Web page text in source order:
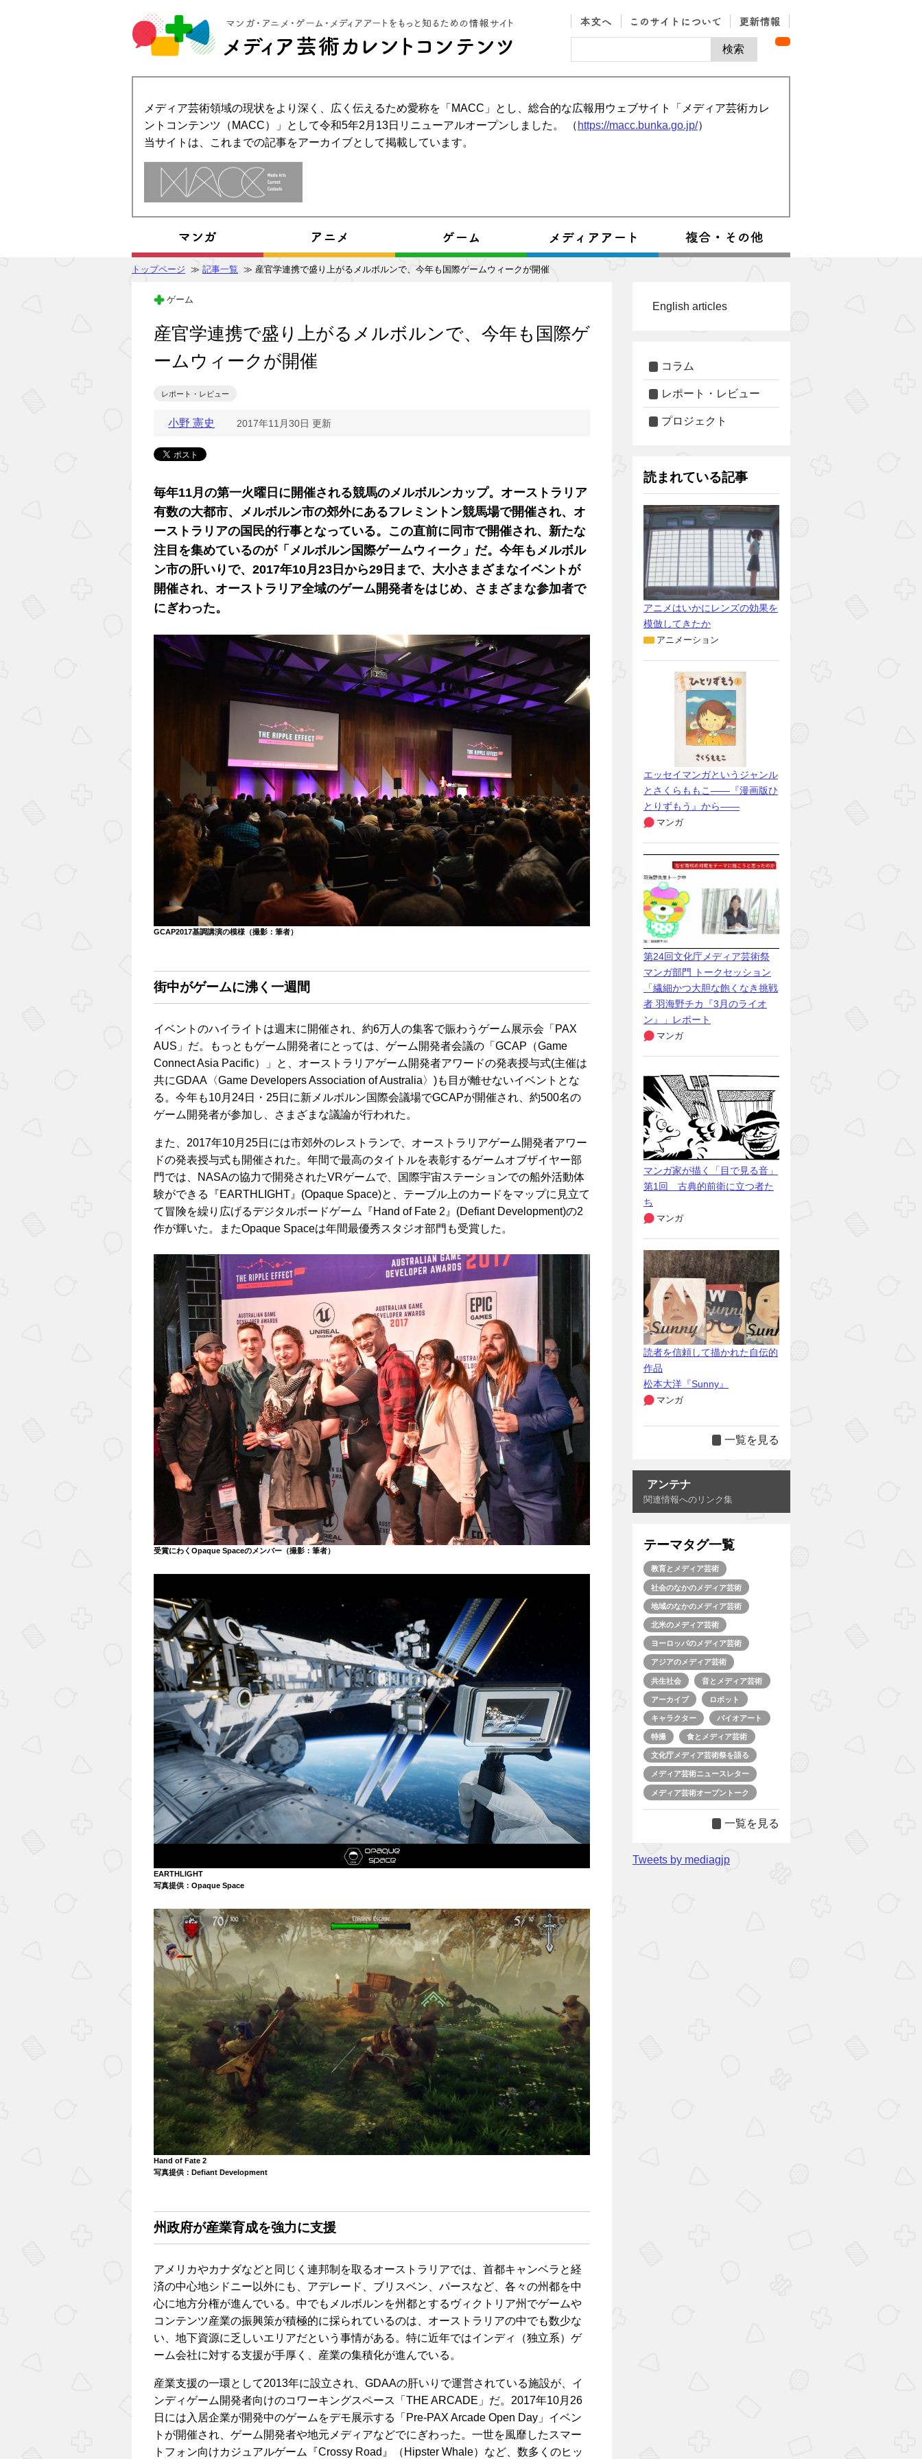
メディア芸術領域の現状をより深く、広く伝えるため愛称を「MACC」とし、総合的な広報用ウェブサイト「メディア芸術カレ
ントコンテンツ（MACC）」として令和5年2月13日リニューアルオープンしました。 （ https://macc.bunka.go.jp/）
当サイトは、これまでの記事をアーカイブとして掲載しています。
トップページ ≫ 記事一覧 ≫ 産官学連携で盛り上がるメルボルンで、今年も国際ゲームウィークが開催
ゲーム
産官学連携で盛り上がるメルボルンで、今年も国際ゲ
ームウィークが開催
レポート・レビュー
小野 憲史 2017年11月30日 更新
毎年11月の第一火曜日に開催される競馬のメルボルンカップ。オーストラリア
有数の大都市、メルボルン市の郊外にあるフレミントン競馬場で開催され、オ
ーストラリアの国民的行事となっている。この直前に同市で開催され、新たな
注目を集めているのが「メルボルン国際ゲームウィーク」だ。今年もメルボル
ン市の肝いりで、2017年10月23日から29日まで、大小さまざまなイベントが
開催され、オーストラリア全域のゲーム開発者をはじめ、さまざまな参加者で
にぎわった。
GCAP2017基調講演の模様（撮影：筆者）
街中がゲームに沸く一週間
イベントのハイライトは週末に開催され、約6万人の集客で賑わうゲーム展示会「PAX
AUS」だ。もっともゲーム開発者にとっては、ゲーム開発者会議の「GCAP（Game
Connect Asia Pacific）」と、オーストラリアゲーム開発者アワードの発表授与式(主催は
共にGDAA〈Game Developers Association of Australia〉)も目が離せないイベントとな
る。今年も10月24日・25日に新メルボルン国際会議場でGCAPが開催され、約500名の
ゲーム開発者が参加し、さまざまな議論が行われた。
また、2017年10月25日には市郊外のレストランで、オーストラリアゲーム開発者アワー
ドの発表授与式も開催された。年間で最高のタイトルを表彰するゲームオブザイヤー部
門では、NASAの協力で開発されたVRゲームで、国際宇宙ステーションでの船外活動体
験ができる『EARTHLIGHT』(Opaque Space)と、テーブル上のカードをマップに見立て
て冒険を繰り広げるデジタルボードゲーム『Hand of Fate 2』(Defiant Development)の2
作が輝いた。またOpaque Spaceは年間最優秀スタジオ部門も受賞した。
受賞にわくOpaque Spaceのメンバー（撮影：筆者）
EARTHLIGHT
写真提供：Opaque Space
Hand of Fate 2
写真提供：Defiant Development
州政府が産業育成を強力に支援
アメリカやカナダなどと同じく連邦制を取るオーストラリアでは、首都キャンベラと経
済の中心地シドニー以外にも、アデレード、ブリスベン、パースなど、各々の州都を中
心に地方分権が進んでいる。中でもメルボルンを州都とするヴィクトリア州でゲームや
コンテンツ産業の振興策が積極的に採られているのは、オーストラリアの中でも数少な
い、地下資源に乏しいエリアだという事情がある。特に近年ではインディ（独立系）ゲ
ーム会社に対する支援が手厚く、産業の集積化が進んでいる。
産業支援の一環として2013年に設立され、GDAAの肝いりで運営されている施設が、イ
ンディゲーム開発者向けのコワーキングスペース「THE ARCADE」だ。2017年10月26
日には入居企業が開発中のゲームをデモ展示する「Pre-PAX Arcade Open Day」イベン
トが開催され、ゲーム開発者や地元メディアなどでにぎわった。一世を風靡したスマー
トフォン向けカジュアルゲーム『Crossy Road』（Hipster Whale）など、数多くのヒッ
English articles
コラム
レポート・レビュー
プロジェクト
読まれている記事
アニメはいかにレンズの効果を
模倣してきたか
アニメーション
エッセイマンガというジャンル
とさくらももこ――『漫画版ひ
とりずもう』から――
マンガ
第24回文化庁メディア芸術祭
マンガ部門 トークセッション
「繊細かつ大胆な飽くなき挑戦
者 羽海野チカ『3月のライオ
ン』」レポート
マンガ
マンガ家が描く「目で見る音」
第1回 古典的前衛に立つ者た
ち
マンガ
読者を信頼して描かれた自伝的
作品
松本大洋『Sunny』
マンガ
一覧を見る
アンテナ
関連情報へのリンク集
テーマタグ一覧
教育とメディア芸術
社会のなかのメディア芸術
地域のなかのメディア芸術
北米のメディア芸術
ヨーロッパのメディア芸術
アジアのメディア芸術
共生社会 音とメディア芸術
アーカイブ ロボット
キャラクター バイオアート
特撮 食とメディア芸術
文化庁メディア芸術祭を語る
メディア芸術ニュースレター
メディア芸術オープントーク
一覧を見る
Tweets by mediagjp